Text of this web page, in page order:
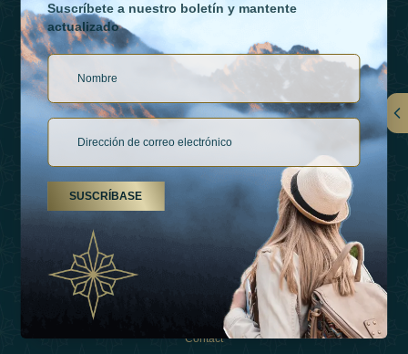
Vínculos
Tipos De Vacaciones
Contact
Suscríbete a nuestro boletín y mantente
actualizado
SUSCRÍBASE